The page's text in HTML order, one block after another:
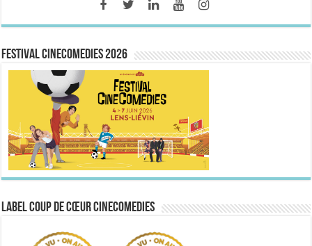
FESTIVAL CINECOMEDIES 2026
Label Coup de Cœur CineComedies